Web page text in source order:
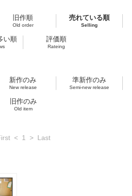
旧作順
Old order
売れている順
Selling
い順 評価順
Rateing
新作のみ
New release
準新作のみ
Semi-new release
旧作のみ
Old item
< 1 > Last